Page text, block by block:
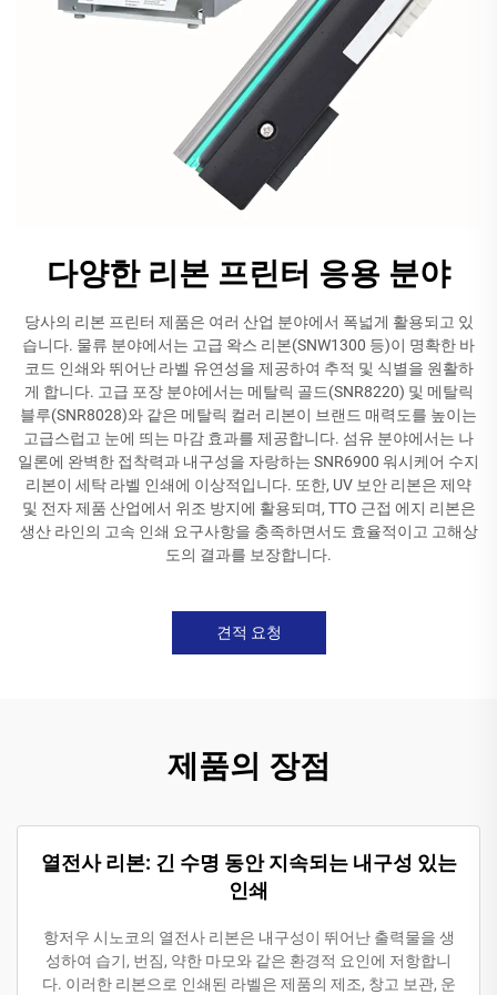
다양한 리본 프린터 응용 분야
당사의 리본 프린터 제품은 여러 산업 분야에서 폭넓게 활용되고 있
습니다. 물류 분야에서는 고급 왁스 리본(SNW1300 등)이 명확한 바
코드 인쇄와 뛰어난 라벨 유연성을 제공하여 추적 및 식별을 원활하
게 합니다. 고급 포장 분야에서는 메탈릭 골드(SNR8220) 및 메탈릭
블루(SNR8028)와 같은 메탈릭 컬러 리본이 브랜드 매력도를 높이는
고급스럽고 눈에 띄는 마감 효과를 제공합니다. 섬유 분야에서는 나
일론에 완벽한 접착력과 내구성을 자랑하는 SNR6900 워시케어 수지
리본이 세탁 라벨 인쇄에 이상적입니다. 또한, UV 보안 리본은 제약
및 전자 제품 산업에서 위조 방지에 활용되며, TTO 근접 에지 리본은
생산 라인의 고속 인쇄 요구사항을 충족하면서도 효율적이고 고해상
도의 결과를 보장합니다.
견적 요청
제품의 장점
열전사 리본: 긴 수명 동안 지속되는 내구성 있는
인쇄
항저우 시노코의 열전사 리본은 내구성이 뛰어난 출력물을 생
성하여 습기, 번짐, 약한 마모와 같은 환경적 요인에 저항합니
다. 이러한 리본으로 인쇄된 라벨은 제품의 제조, 창고 보관, 운